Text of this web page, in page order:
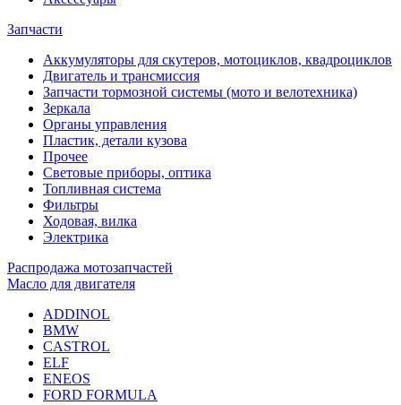
Запчасти
Аккумуляторы для скутеров, мотоциклов, квадроциклов
Двигатель и трансмиссия
Запчасти тормозной системы (мото и велотехника)
Зеркала
Органы управления
Пластик, детали кузова
Прочее
Световые приборы, оптика
Топливная система
Фильтры
Ходовая, вилка
Электрика
Распродажа мотозапчастей
Масло для двигателя
ADDINOL
BMW
CASTROL
ELF
ENEOS
FORD FORMULA